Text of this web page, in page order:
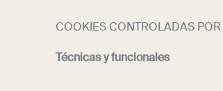
COOKIES CONTROLADAS POR
Técnicas y funcionales